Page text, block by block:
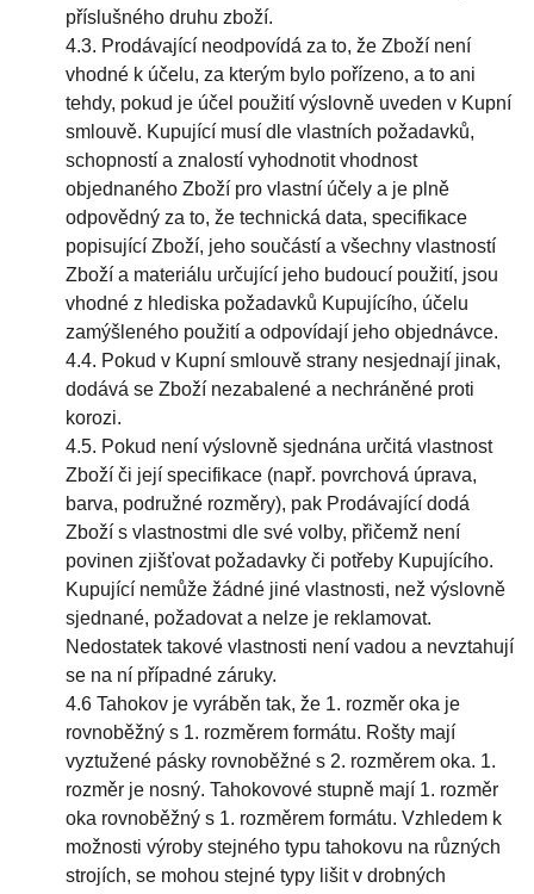
příslušného druhu zboží.
4.3. Prodávající neodpovídá za to, že Zboží není
vhodné k účelu, za kterým bylo pořízeno, a to ani
tehdy, pokud je účel použití výslovně uveden v Kupní
smlouvě. Kupující musí dle vlastních požadavků,
schopností a znalostí vyhodnotit vhodnost
objednaného Zboží pro vlastní účely a je plně
odpovědný za to, že technická data, specifikace
popisující Zboží, jeho součástí a všechny vlastností
Zboží a materiálu určující jeho budoucí použití, jsou
vhodné z hlediska požadavků Kupujícího, účelu
zamýšleného použití a odpovídají jeho objednávce.
4.4. Pokud v Kupní smlouvě strany nesjednají jinak,
dodává se Zboží nezabalené a nechráněné proti
korozi.
4.5. Pokud není výslovně sjednána určitá vlastnost
Zboží či její specifikace (např. povrchová úprava,
barva, podružné rozměry), pak Prodávající dodá
Zboží s vlastnostmi dle své volby, přičemž není
povinen zjišťovat požadavky či potřeby Kupujícího.
Kupující nemůže žádné jiné vlastnosti, než výslovně
sjednané, požadovat a nelze je reklamovat.
Nedostatek takové vlastnosti není vadou a nevztahují
se na ní případné záruky.
4.6 Tahokov je vyráběn tak, že 1. rozměr oka je
rovnoběžný s 1. rozměrem formátu. Rošty mají
vyztužené pásky rovnoběžné s 2. rozměrem oka. 1.
rozměr je nosný. Tahokovové stupně mají 1. rozměr
oka rovnoběžný s 1. rozměrem formátu. Vzhledem k
možnosti výroby stejného typu tahokovu na různých
strojích, se mohou stejné typy lišit v drobných